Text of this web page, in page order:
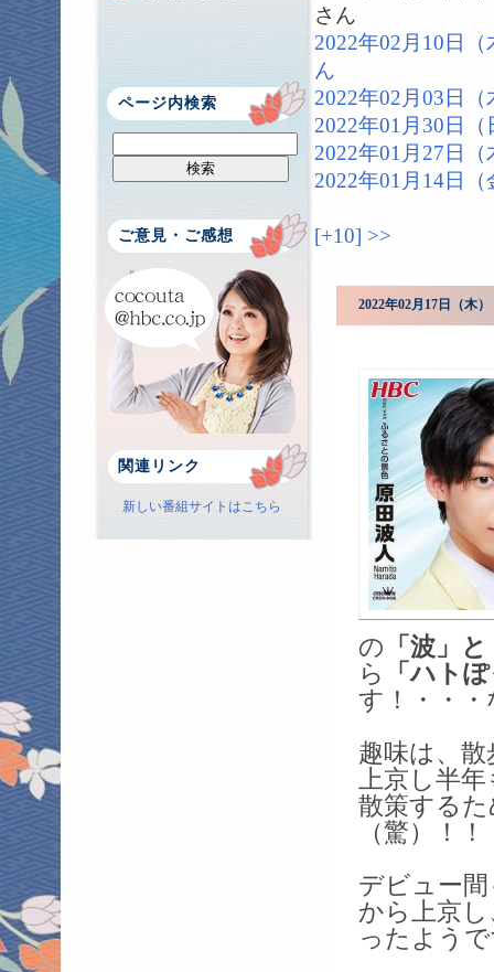
ページ内検索
ご意見・ご感想
関連リンク
新しい番組サイトはこちら
さん
2022年02月10
ん
2022年02月03
2022年01月30
2022年01月27
2022年01月14
[+10] >>
2022年02月17日（
の 「波」
ら
「ハト
す！・・
趣味は、
上京し半
散策する
（驚）！！
デビュー
から上京
ったよう